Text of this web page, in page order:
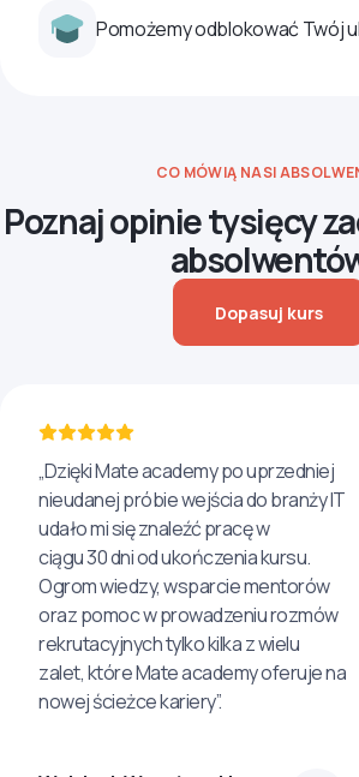
Pomożemy odblokować Twój
CO MÓWIĄ NASI
Poznaj opinie tysięcy
Dopasuj kurs
„Dzięki Mate academy po uprzedniej
nieudanej próbie wejścia do branży IT
udało mi się znaleźć pracę w
ciągu 30 dni od ukończenia kursu.
Ogrom wiedzy, wsparcie mentorów
oraz pomoc w prowadzeniu rozmów
rekrutacyjnych tylko kilka z wielu
zalet, które Mate academy oferuje na
nowej ścieżce kariery”.